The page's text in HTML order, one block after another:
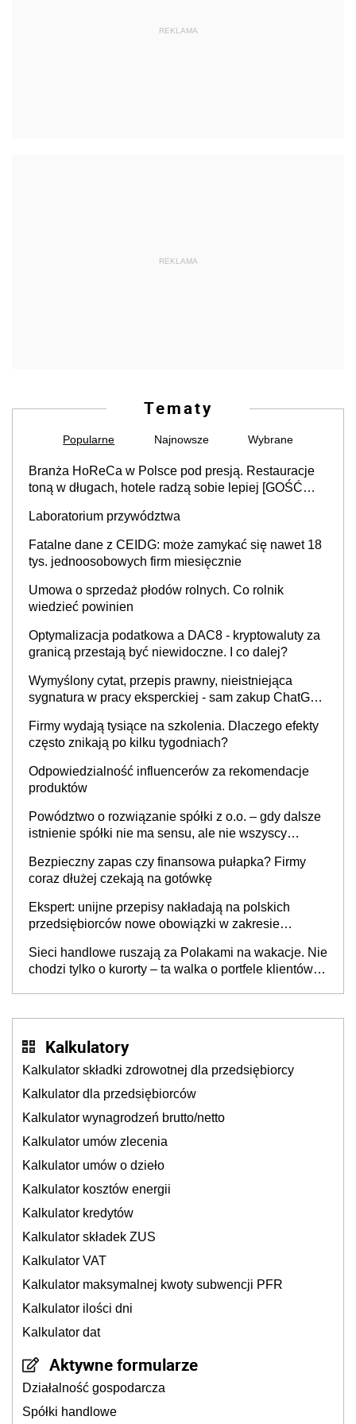
REKLAMA
REKLAMA
Tematy
Popularne Najnowsze Wybrane
Branża HoReCa w Polsce pod presją. Restauracje
toną w długach, hotele radzą sobie lepiej [GOŚĆ
Laboratorium przywództwa
Fatalne dane z CEIDG: może zamykać się nawet 18
tys. jednoosobowych firm miesięcznie
Umowa o sprzedaż płodów rolnych. Co rolnik
wiedzieć powinien
Optymalizacja podatkowa a DAC8 - kryptowaluty za
granicą przestają być niewidoczne. I co dalej?
Wymyślony cytat, przepis prawny, nieistniejąca
sygnatura w pracy eksperckiej - sam zakup ChatGPT
Firmy wydają tysiące na szkolenia. Dlaczego efekty
często znikają po kilku tygodniach?
Odpowiedzialność influencerów za rekomendacje
produktów
Powództwo o rozwiązanie spółki z o.o. – gdy dalsze
istnienie spółki nie ma sensu, ale nie wszyscy
Bezpieczny zapas czy finansowa pułapka? Firmy
coraz dłużej czekają na gotówkę
Ekspert: unijne przepisy nakładają na polskich
przedsiębiorców nowe obowiązki w zakresie
Sieci handlowe ruszają za Polakami na wakacje. Nie
chodzi tylko o kurorty – ta walka o portfele klientów
Kalkulatory
Kalkulator składki zdrowotnej dla przedsiębiorcy
Kalkulator dla przedsiębiorców
Kalkulator wynagrodzeń brutto/netto
Kalkulator umów zlecenia
Kalkulator umów o dzieło
Kalkulator kosztów energii
Kalkulator kredytów
Kalkulator składek ZUS
Kalkulator VAT
Kalkulator maksymalnej kwoty subwencji PFR
Kalkulator ilości dni
Kalkulator dat
Aktywne formularze
Działalność gospodarcza
Spółki handlowe